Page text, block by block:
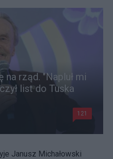
na rząd. "Napluł mi
list do Tuska
121
Janusz Michałowski